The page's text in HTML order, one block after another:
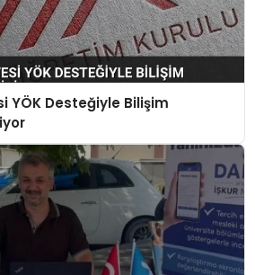
YÖK Desteğiyle Bilişim